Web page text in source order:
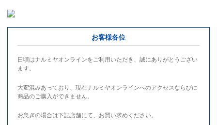
お客様各位
日頃はナルミヤオンラインをご利用いただき、誠にありがとうござい
ます。
大変混みあっており、現在ナルミヤオンラインへのアクセスならびに
商品のご購入ができません。
お急ぎの場合は下記店舗にて、お買い求めください。